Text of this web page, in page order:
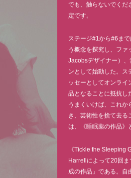
でも、触らないでくだ
定です。
ステージ#1から#6ま
う概念を探究し、フ
Jacobsデザイナー）
ンとして始動した。ス
ッセーとしてオンラ
品となることに抵抗し
うまくいけば、これか
き、芸術性を捨て去
は、《睡眠薬の作品》
《Tickle the Sleeping
Harrellによって20回
成の作品」である。自